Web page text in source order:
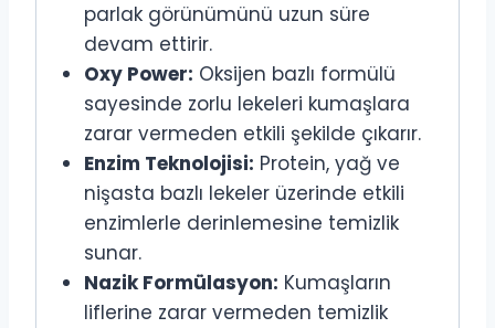
parlak görünümünü uzun süre
devam ettirir.
Oxy Power: Oksijen bazlı formülü
sayesinde zorlu lekeleri kumaşlara
zarar vermeden etkili şekilde çıkarır.
Enzim Teknolojisi: Protein, yağ ve
nişasta bazlı lekeler üzerinde etkili
enzimlerle derinlemesine temizlik
sunar.
Nazik Formülasyon: Kumaşların
liflerine zarar vermeden temizlik